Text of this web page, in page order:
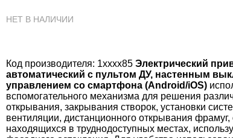
НЕТ В НАЛИЧИИ
Код производителя: 1хххх85 Электрический
автоматический с пультом ДУ, настенным
управлением со смартфона (Android/iOS)
вспомогательного механизма для решения
открывания, закрывания створок, установки
вентиляции, дистанционного открывания фрамуг,
находящихся в труднодоступных местах,